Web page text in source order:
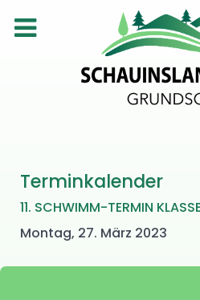
Terminkalender
11. SCHWIMM-TERMIN
Montag, 27. März 2023